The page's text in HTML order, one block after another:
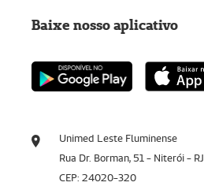
Unimed Leste Fluminense
Rua Dr. Borman, 51 - Niterói - RJ
CEP: 24020-320
Baixe nosso aplicativo